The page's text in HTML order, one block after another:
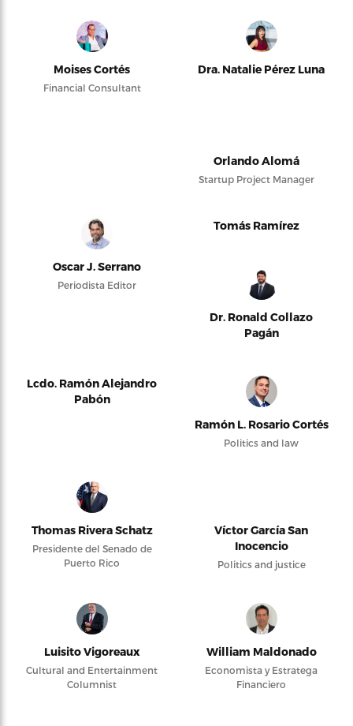
Moises Cortés
Financial Consultant
Dra. Natalie Pérez Luna
Orlando Alomá
Startup Project Manager
Oscar J. Serrano
Periodista Editor
Tomás Ramírez
Dr. Ronald Collazo
Pagán
Lcdo. Ramón Alejandro
Pabón
Ramón L. Rosario Cortés
Politics and law
Thomas Rivera Schatz
Presidente del Senado de
Puerto Rico
Víctor García San
Inocencio
Politics and justice
Luisito Vigoreaux
Cultural and Entertainment
Columnist
William Maldonado
Economista y Estratega
Financiero